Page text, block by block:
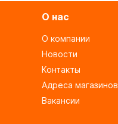
О нас
О компании
Новости
Контакты
Адреса магазинов
Вакансии